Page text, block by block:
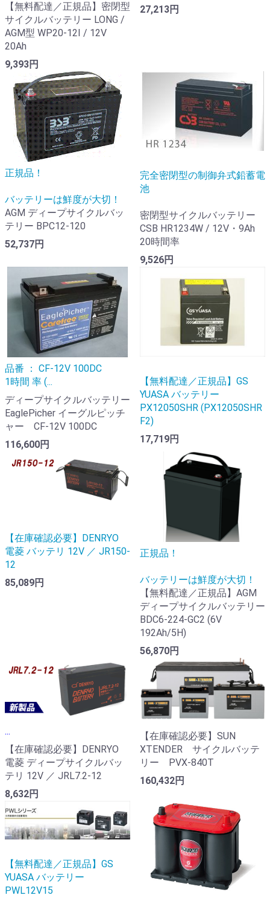
【無料配達／正規品】密閉型
サイクルバッテリー LONG /
AGM型 WP20-12I / 12V
20Ah
9,393円
27,213円
正規品！
バッテリーは鮮度が大切！
AGM ディープサイクルバッ
テリー BPC12-120
52,737円
完全密閉型の制御弁式鉛蓄電
池
密閉型サイクルバッテリー
CSB HR1234W / 12V・9Ah
20時間率
9,526円
品番 ： CF-12V 100DC
1時間 率 (...
ディープサイクルバッテリー
EaglePicher イーグルピッチ
ャー CF-12V 100DC
116,600円
【無料配達／正規品】GS
YUASA バッテリー
PX12050SHR (PX12050SHR
F2)
17,719円
【在庫確認必要】DENRYO
電菱 バッテリ 12V ／ JR150-
12
85,089円
正規品！
バッテリーは鮮度が大切！
【無料配達／正規品】AGM
ディープサイクルバッテリー
BDC6-224-GC2 (6V
192Ah/5H)
56,870円
...
【在庫確認必要】DENRYO
電菱 ディープサイクルバッ
テリ 12V ／ JRL7.2-12
8,632円
【在庫確認必要】SUN
XTENDER サイクルバッテ
リー PVX-840T
160,432円
【無料配達／正規品】GS
YUASA バッテリー
PWL12V15